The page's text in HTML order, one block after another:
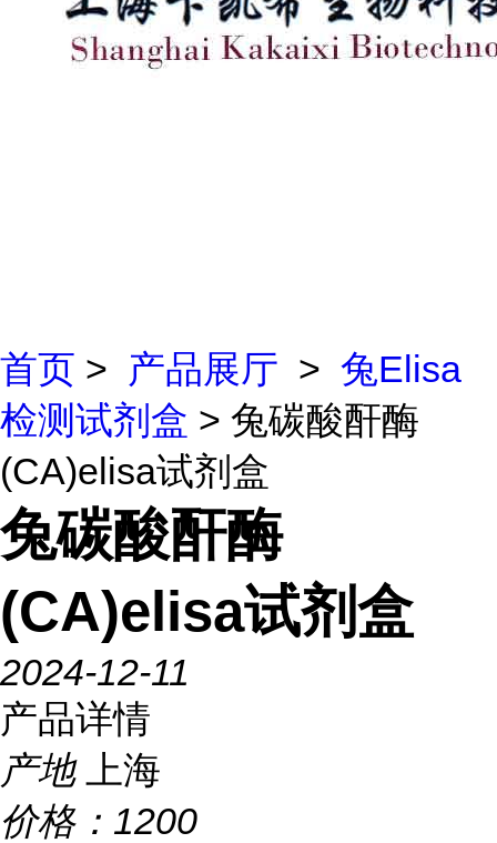
首页 > 产品展厅 > 兔Elisa
检测试剂盒 > 兔碳酸酐酶
(CA)elisa试剂盒
兔碳酸酐酶
(CA)elisa试剂盒
2024-12-11
产品详情
产地
上海
价格： 1200